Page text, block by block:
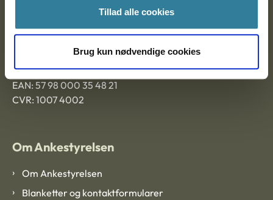
Tillad alle cookies
Brug kun nødvendige cookies
Ankestyrelsen København
EAN: 57 98 000 35 48 21
CVR: 1007 4002
Om Ankestyrelsen
Om Ankestyrelsen
Blanketter og kontaktformularer